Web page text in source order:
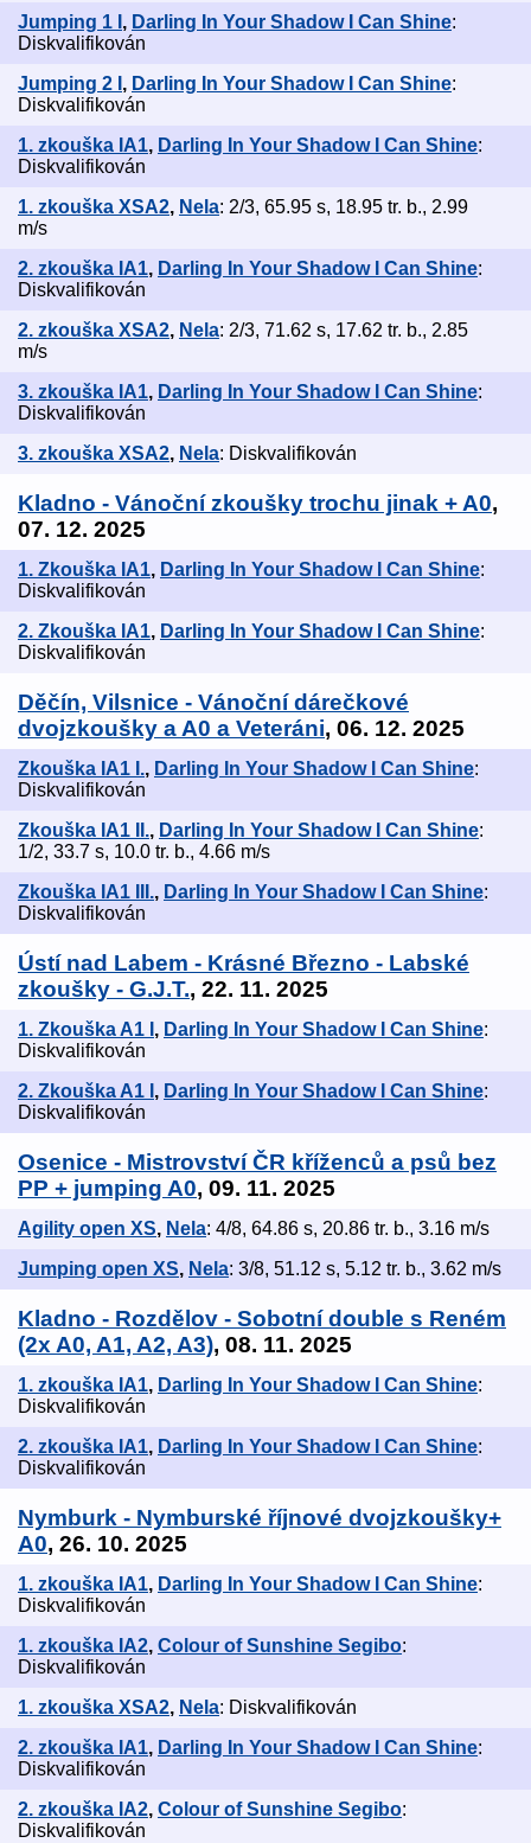
Jumping 1 I , Darling In Your Shadow I Can Shine:
Diskvalifikován
Jumping 2 I , Darling In Your Shadow I Can Shine:
Diskvalifikován
1. zkouška IA1, Darling In Your Shadow I Can Shine:
Diskvalifikován
1. zkouška XSA2, Nela: 2/3, 65.95 s, 18.95 tr. b., 2.99
m/s
2. zkouška IA1, Darling In Your Shadow I Can Shine:
Diskvalifikován
2. zkouška XSA2, Nela: 2/3, 71.62 s, 17.62 tr. b., 2.85
m/s
3. zkouška IA1, Darling In Your Shadow I Can Shine:
Diskvalifikován
3. zkouška XSA2, Nela: Diskvalifikován
Kladno - Vánoční zkoušky trochu jinak + A0,
07. 12. 2025
1. Zkouška IA1, Darling In Your Shadow I Can Shine:
Diskvalifikován
2. Zkouška IA1, Darling In Your Shadow I Can Shine:
Diskvalifikován
Děčín, Vilsnice - Vánoční dárečkové
dvojzkoušky a A0 a Veteráni, 06. 12. 2025
Zkouška IA1 I., Darling In Your Shadow I Can Shine:
Diskvalifikován
Zkouška IA1 II., Darling In Your Shadow I Can Shine:
1/2, 33.7 s, 10.0 tr. b., 4.66 m/s
Zkouška IA1 III., Darling In Your Shadow I Can Shine:
Diskvalifikován
Ústí nad Labem - Krásné Březno - Labské
zkoušky - G.J.T., 22. 11. 2025
1. Zkouška A1 I , Darling In Your Shadow I Can Shine:
Diskvalifikován
2. Zkouška A1 I , Darling In Your Shadow I Can Shine:
Diskvalifikován
Osenice - Mistrovství ČR kříženců a psů bez
PP + jumping A0, 09. 11. 2025
Agility open XS, Nela: 4/8, 64.86 s, 20.86 tr. b., 3.16 m/s
Jumping open XS, Nela: 3/8, 51.12 s, 5.12 tr. b., 3.62 m/s
Kladno - Rozdělov - Sobotní double s Reném
(2x A0, A1, A2, A3), 08. 11. 2025
1. zkouška IA1, Darling In Your Shadow I Can Shine:
Diskvalifikován
2. zkouška IA1, Darling In Your Shadow I Can Shine:
Diskvalifikován
Nymburk - Nymburské říjnové dvojzkoušky+
A0, 26. 10. 2025
1. zkouška IA1, Darling In Your Shadow I Can Shine:
Diskvalifikován
1. zkouška IA2, Colour of Sunshine Segibo:
Diskvalifikován
1. zkouška XSA2, Nela: Diskvalifikován
2. zkouška IA1, Darling In Your Shadow I Can Shine:
Diskvalifikován
2. zkouška IA2, Colour of Sunshine Segibo:
Diskvalifikován